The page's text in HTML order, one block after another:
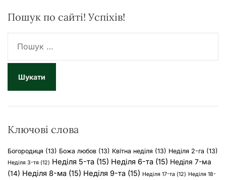
Пошук по сайті! Успіхів!
ш
к
Ключові слова
Богородиця (13) Божа любов (13) Квітна неділя (13) Неділя 2-га (13)
Неділя 3-тя (12) Неділя 5-та (15) Неділя 6-та (15) Неділя 7-ма
(14) Неділя 8-ма (15) Неділя 9-та (15) Неділя 17-та (12) Неділя 18-